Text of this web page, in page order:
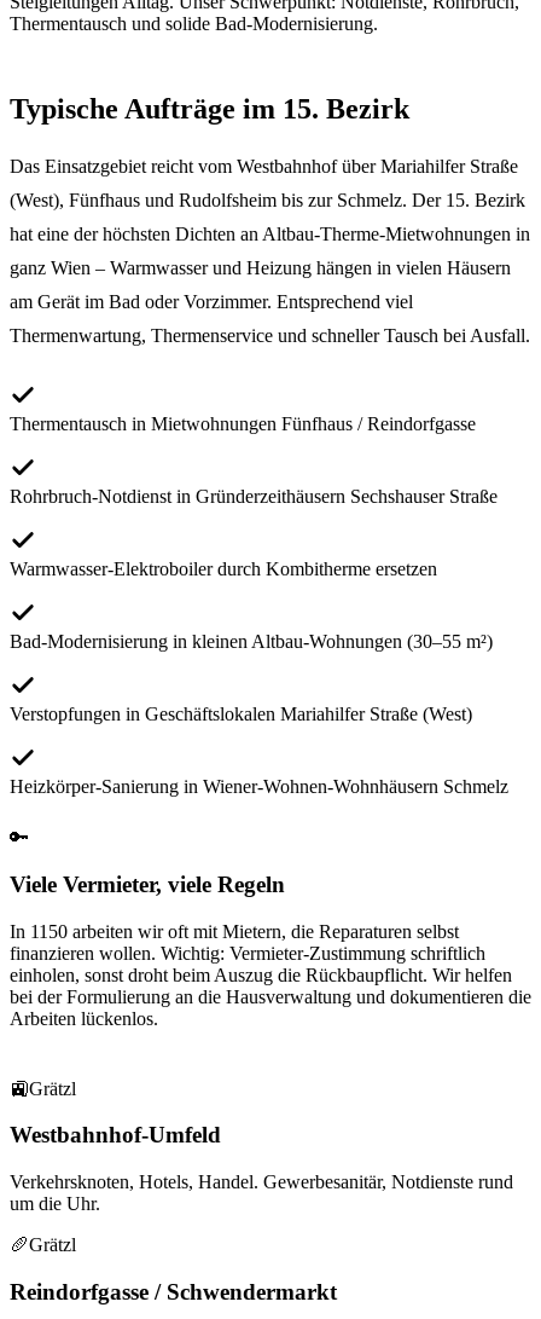
Thermentausch und solide Bad-Modernisierung.
Typische Aufträge im 15. Bezirk
Das Einsatzgebiet reicht vom Westbahnhof über Mariahilfer Straße
(West), Fünfhaus und Rudolfsheim bis zur Schmelz. Der 15. Bezirk
hat eine der höchsten Dichten an Altbau-Therme-Mietwohnungen in
ganz Wien – Warmwasser und Heizung hängen in vielen Häusern
am Gerät im Bad oder Vorzimmer. Entsprechend viel
Thermenwartung, Thermenservice und schneller Tausch bei Ausfall.
Thermentausch in Mietwohnungen Fünfhaus / Reindorfgasse
Rohrbruch-Notdienst in Gründerzeithäusern Sechshauser Straße
Warmwasser-Elektroboiler durch Kombitherme ersetzen
Bad-Modernisierung in kleinen Altbau-Wohnungen (30–55 m²)
Verstopfungen in Geschäftslokalen Mariahilfer Straße (West)
Heizkörper-Sanierung in Wiener-Wohnen-Wohnhäusern Schmelz
🔑
Viele Vermieter, viele Regeln
In 1150 arbeiten wir oft mit Mietern, die Reparaturen selbst
finanzieren wollen. Wichtig: Vermieter-Zustimmung schriftlich
einholen, sonst droht beim Auszug die Rückbaupflicht. Wir helfen
bei der Formulierung an die Hausverwaltung und dokumentieren die
Arbeiten lückenlos.
🚉Grätzl
Westbahnhof-Umfeld
Verkehrsknoten, Hotels, Handel. Gewerbesanitär, Notdienste rund
um die Uhr.
🥖Grätzl
Reindorfgasse / Schwendermarkt